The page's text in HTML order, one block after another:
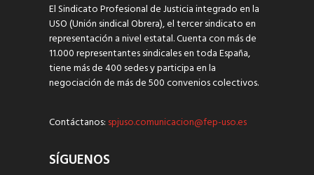
El Sindicato Profesional de Justicia integrado en la
USO (Unión sindical Obrera), el tercer sindicato en
representación a nivel estatal. Cuenta con más de
11.000 representantes sindicales en toda España,
tiene más de 400 sedes y participa en la
negociación de más de 500 convenios colectivos.
Contáctanos: spjuso.comunicacion@fep-uso.es
SÍGUENOS